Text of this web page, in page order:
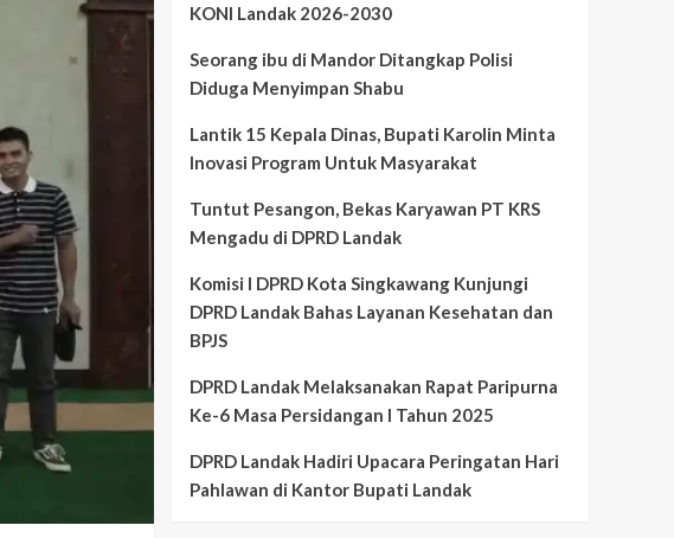
KONI Landak 2026-2030
Seorang ibu di Mandor Ditangkap Polisi
Diduga Menyimpan Shabu
Lantik 15 Kepala Dinas, Bupati Karolin Minta
Inovasi Program Untuk Masyarakat
Tuntut Pesangon, Bekas Karyawan PT KRS
Mengadu di DPRD Landak
Komisi I DPRD Kota Singkawang Kunjungi
DPRD Landak Bahas Layanan Kesehatan dan
BPJS
DPRD Landak Melaksanakan Rapat Paripurna
Ke-6 Masa Persidangan I Tahun 2025
DPRD Landak Hadiri Upacara Peringatan Hari
Pahlawan di Kantor Bupati Landak